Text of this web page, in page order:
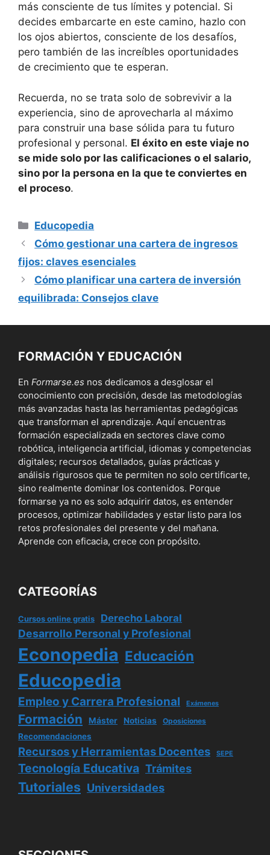
más consciente de tus límites y potencial. Si
decides embarcarte en este camino, hazlo con
los ojos abiertos, consciente de los desafíos,
pero también de las increíbles oportunidades
de crecimiento que te esperan.
Recuerda, no se trata solo de sobrevivir a la
experiencia, sino de aprovecharla al máximo
para construir una base sólida para tu futuro
profesional y personal. El éxito en este viaje no
se mide solo por las calificaciones o el salario,
sino por la persona en la que te conviertes en
el proceso.
Categorías
Educopedia
Cómo gestionar una cartera de ingresos
fijos: claves esenciales
Cómo planificar una cartera de inversión
equilibrada: Consejos clave
FORMACIÓN Y EDUCACIÓN
En Formarse.es nos dedicamos a desglosar el
conocimiento con precisión, desde las metodologías
más avanzadas hasta las herramientas pedagógicas
que transforman el aprendizaje. Aquí encuentras
formación especializada en sectores clave como
robótica, inteligencia artificial, idiomas y competencias
digitales; recursos detallados, guías prácticas y
análisis rigurosos que te permiten no solo certificarte,
sino realmente dominar los contenidos. Porque
formarse ya no es solo adquirir datos, es entender
procesos, optimizar habilidades y estar listo para los
retos profesionales del presente y del mañana.
Aprende con eficacia, crece con propósito.
CATEGORÍAS
Cursos online gratis Derecho Laboral
Desarrollo Personal y Profesional
Econopedia Educación
Educopedia
Empleo y Carrera Profesional Exámenes
Formación Máster Noticias Oposiciones
Recomendaciones
Recursos y Herramientas Docentes SEPE
Tecnología Educativa Trámites
Tutoriales Universidades